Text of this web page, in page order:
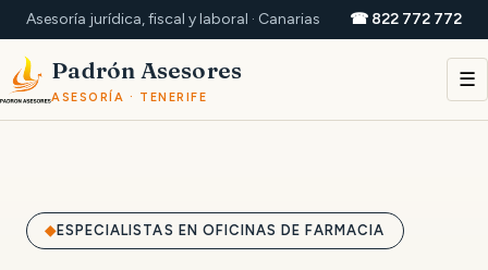
Asesoría jurídica, fiscal y laboral · Canarias ☎ 822 772 772
Padrón Asesores
ASESORÍA · TENERIFE
☰
ESPECIALISTAS EN OFICINAS DE FARMACIA